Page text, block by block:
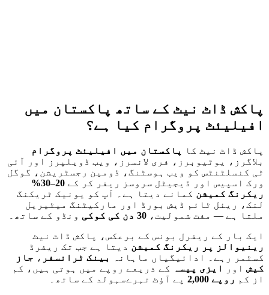
پاکش ڈاٹ نیٹ کے ساتھ پاکستان میں
افیلیئٹ پروگرام کیا ہے؟
پاکش ڈاٹ نیٹ کا
پاکستان میں افیلیئٹ پروگرام
بلاگرز، یوٹیوبرز، فری لانسرز، ویب ڈویلپرز اور آئی
ٹی کنسلٹنٹس کو ویب ہوسٹنگ، ڈومین رجسٹریشن، گوگل
ورک اسپیس اور ڈیجیٹل سروسز ریفر کر کے
20–30%
ریکرنگ کمیشن کمانے دیتا ہے۔ آپ کو یونیک ٹریکنگ
لنک، ریئل ٹائم ڈیش بورڈ اور مارکیٹنگ میٹیریل
ملتا ہے — مفت شمولیت، 30 دن کی کوکی
ونڈو کے ساتھ۔
ایک بار کے ریفرل بونس کے برعکس، پاکش ڈاٹ نیٹ
رینیوالز پر ریکرنگ کمیشن دیتا ہے جب تک ریفرڈ
کسٹمر رہے۔ ادائیگیاں ماہانہ
بینک ٹرانسفر ، جاز
کیش اور ایزی پیسہ
کے ذریعے روپے میں ہوتی ہیں، کم
از کم روپے 2,000 پے آؤٹ تہرےسہولد کے ساتھ۔